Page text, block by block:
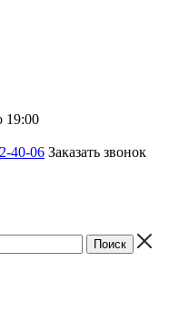
19:00
40-06 Заказать звонок